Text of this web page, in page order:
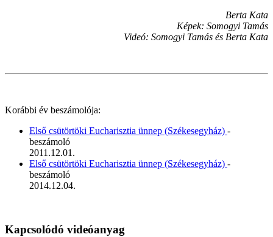
Berta Kata
Képek: Somogyi Tamás
Videó: Somogyi Tamás és Berta Kata
Korábbi év beszámolója:
Első csütörtöki Eucharisztia ünnep (Székesegyház) -
beszámoló
2011.12.01.
Első csütörtöki Eucharisztia ünnep (Székesegyház) -
beszámoló
2014.12.04.
Kapcsolódó videóanyag